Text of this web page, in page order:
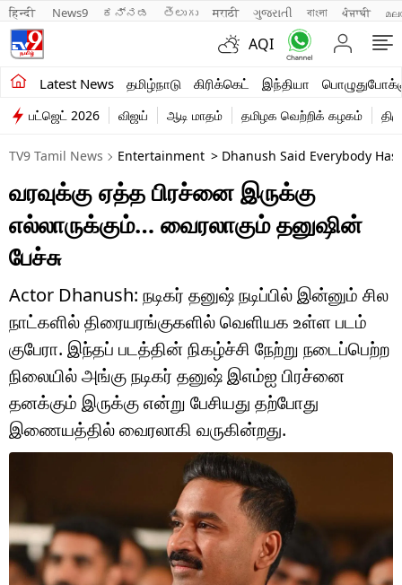
हिन्दी News9 ಕನ್ನಡ తెలుగు मराठी ગુજરાતી বাংলা ਪੰਜਾਬੀ
AQI
Latest News தமிழ்நாடு கிரிக்கெட் இந்தியா
சமீபத்திய செய்திகள்
தமிழ்நாடு
இந்தியா
உலகம்
விளையாட்டு
பொழுதுபோக்கு
லைஃப்ஸ்டைல்
வணிகம்
டெக்னாலஜி
ஆன்மீகம்
ஹெஃல்த்
ஷார்ட் வீடியோஸ்
பட்ஜெட் 2026 விஜய் ஆடி மாதம் தமிழக வெற்றிக் கழகம்
TV9 Tamil News Entertainment > Dhanush Said Everybody
வரவுக்கு ஏத்த பிரச்னை இருக்கு
எல்லாருக்கும்… வைரலாகும் தனுஷின்
பேச்சு
Actor Dhanush: நடிகர் தனுஷ் நடிப்பில் இன்னும் சில
நாட்களில் திரையரங்குகளில் வெளியக உள்ள படம்
குபேரா. இந்தப் படத்தின் நிகழ்ச்சி நேற்று நடைப்பெற்ற
நிலையில் அங்கு நடிகர் தனுஷ் இஎம்ஐ பிரச்னை
தனக்கும் இருக்கு என்று பேசியது தற்போது
இணையத்தில் வைரலாகி வருகின்றது.